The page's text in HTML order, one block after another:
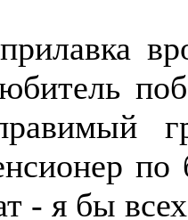
по
- я бы